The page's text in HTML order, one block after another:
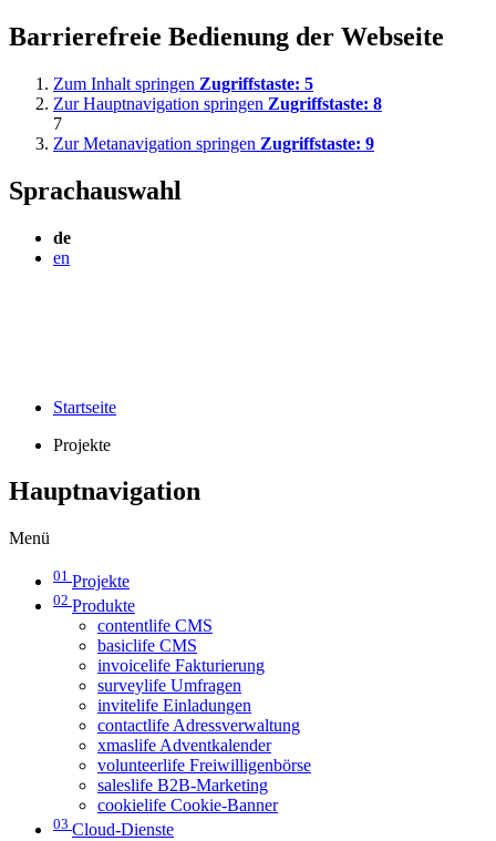
Barrierefreie Bedienung der Webseite
Zum Inhalt springen Zugriffstaste: 5
Zur Hauptnavigation springen Zugriffstaste: 8
7
Zur Metanavigation springen Zugriffstaste: 9
Sprachauswahl
de
en
Startseite
Projekte
Hauptnavigation
Menü
01 Projekte
02 Produkte
contentlife CMS
basiclife CMS
invoicelife Fakturierung
surveylife Umfragen
invitelife Einladungen
contactlife Adressverwaltung
xmaslife Adventkalender
volunteerlife Freiwilligenbörse
saleslife B2B-Marketing
cookielife Cookie-Banner
03 Cloud-Dienste